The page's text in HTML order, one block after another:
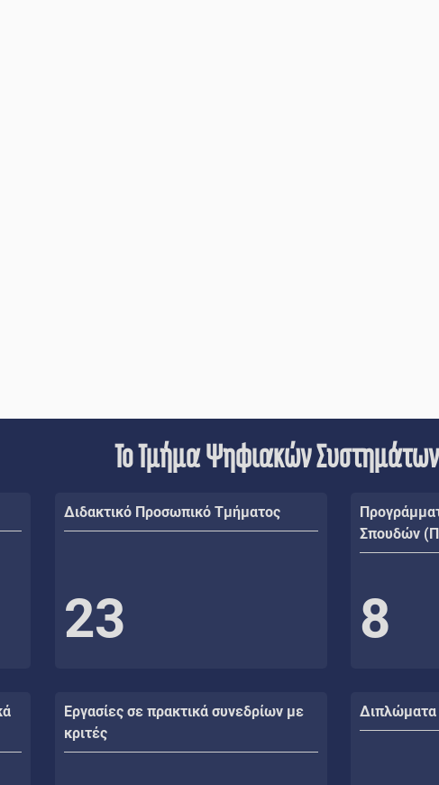
Το Τμήμα Ψηφιακών
Διδακτικό Προσωπικό Τμήματος
23
Σπουδών
8
Εργασίες σε πρακτικά συνεδρίων με
κριτές
Διπλώματα